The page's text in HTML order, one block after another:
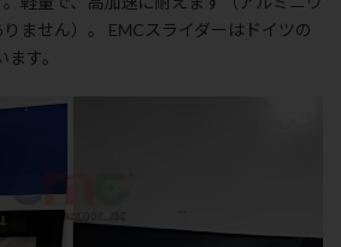
ません）。 EMCスライダーはドイツの
す。